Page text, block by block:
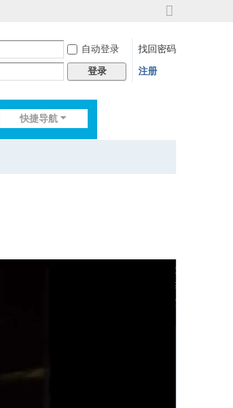
到
自动登录
找回密码
登录 注册
快捷导航